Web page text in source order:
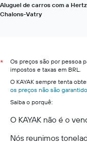
Aluguel de carros com a
Chalons-Vatry
*
Os preços são por pessoa
impostos e taxas em BRL.
O KAYAK sempre tenta
os preços não são
Saiba o porquê:
O KAYAK não é o
Nós reunimos